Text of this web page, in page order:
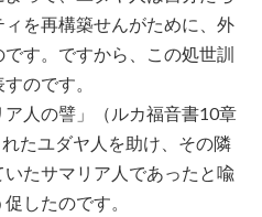
を再構築せんがために、外
す。ですから、この処世訓
のです。
人の譬」（ルカ福音書10章
たユダヤ人を助け、その隣
たサマリア人であったと喩
したのです。